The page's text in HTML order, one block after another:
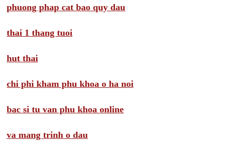
phuong phap cat bao quy dau
thai 1 thang tuoi
hut thai
chi phi kham phu khoa o ha noi
bac si tu van phu khoa online
va mang trinh o dau